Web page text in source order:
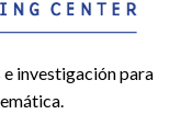
investigación para